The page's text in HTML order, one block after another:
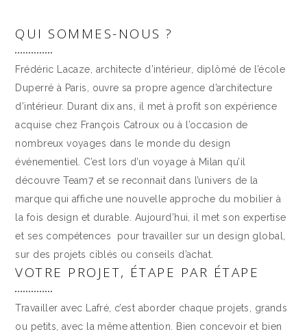
QUI SOMMES-NOUS ?
Frédéric Lacaze, architecte d’intérieur, diplômé de l’école
Duperré à Paris, ouvre sa propre agence d’architecture
d’intérieur. Durant dix ans, il met à profit son expérience
acquise chez François Catroux ou à l’occasion de
nombreux voyages dans le monde du design
événementiel. C’est lors d’un voyage à Milan qu’il
découvre Team7 et se reconnait dans l’univers de la
marque qui affiche une nouvelle approche du mobilier à
la fois design et durable. Aujourd’hui, il met son expertise
et ses compétences
pour travailler sur un design global,
sur des projets ciblés ou conseils d’achat.
VOTRE PROJET, ÉTAPE PAR ÉTAPE
Travailler avec Lafré, c’est aborder chaque projets, grands
ou petits, avec la même attention. Bien concevoir et bien